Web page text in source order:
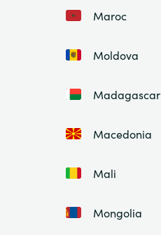
Maroc
Moldova
Madagascar
Macedonia
Mali
Mongolia